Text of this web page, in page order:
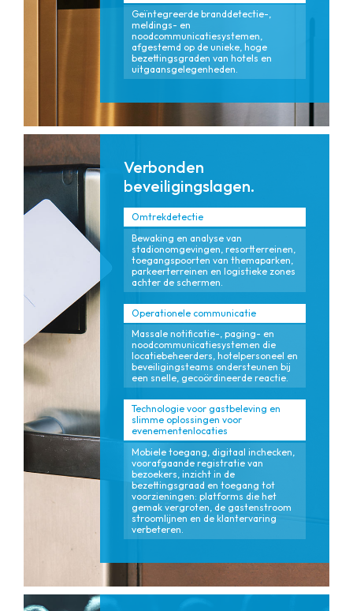
Geïntegreerde branddetectie-,
meldings- en
noodcommunicatiesystemen,
afgestemd op de unieke, hoge
bezettingsgraden van hotels en
uitgaansgelegenheden.
Verbonden
beveiligingslagen.
Omtrekdetectie
Bewaking en analyse van
stadionomgevingen, resortterreinen,
toegangspoorten van themaparken,
parkeerterreinen en logistieke zones
achter de schermen.
Operationele communicatie
Massale notificatie-, paging- en
noodcommunicatiesystemen die
locatiebeheerders, hotelpersoneel en
beveiligingsteams ondersteunen bij
een snelle, gecoördineerde reactie.
Technologie voor gastbeleving en
slimme oplossingen voor
evenementenlocaties
Mobiele toegang, digitaal inchecken,
voorafgaande registratie van
bezoekers, inzicht in de
bezettingsgraad en toegang tot
voorzieningen: platforms die het
gemak vergroten, de gastenstroom
stroomlijnen en de klantervaring
verbeteren.